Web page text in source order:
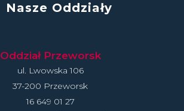
Nasze Oddziały
Oddział Przeworsk
ul. Lwowska 106
37-200 Przeworsk
16 649 01 27